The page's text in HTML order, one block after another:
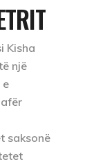
Kisha
një
e
saksonë